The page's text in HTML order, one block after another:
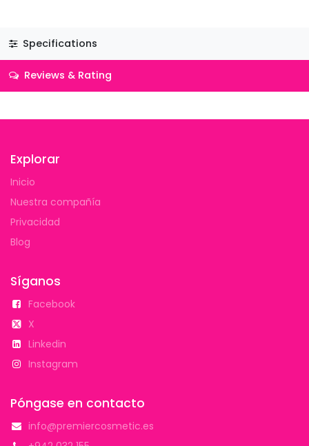
Specifications
Reviews & Rating
Explorar
Inicio
Nuestra compañía
Privacidad
Blog
Síganos
Facebook
X
Linkedin
Instagram
Póngase en contacto
info@premiercosmetic.es